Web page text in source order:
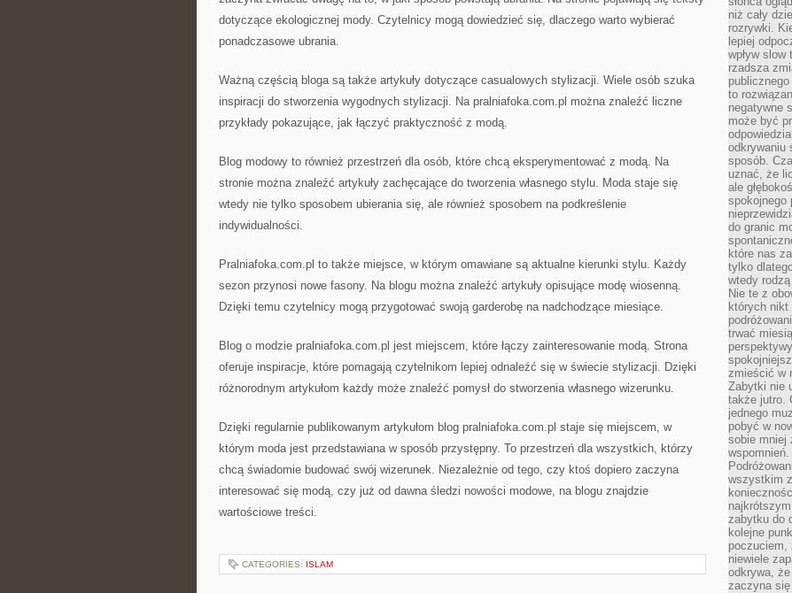
dotyczące ekologicznej mody. Czytelnicy mogą dowiedzieć się, dlaczego warto wybierać
ponadczasowe ubrania.
Ważną częścią bloga są także artykuły dotyczące casualowych stylizacji. Wiele osób szuka
inspiracji do stworzenia wygodnych stylizacji. Na pralniafoka.com.pl można znaleźć liczne
przykłady pokazujące, jak łączyć praktyczność z modą.
Blog modowy to również przestrzeń dla osób, które chcą eksperymentować z modą. Na
stronie można znaleźć artykuły zachęcające do tworzenia własnego stylu. Moda staje się
wtedy nie tylko sposobem ubierania się, ale również sposobem na podkreślenie
indywidualności.
Pralniafoka.com.pl to także miejsce, w którym omawiane są aktualne kierunki stylu. Każdy
sezon przynosi nowe fasony. Na blogu można znaleźć artykuły opisujące modę wiosenną.
Dzięki temu czytelnicy mogą przygotować swoją garderobę na nadchodzące miesiące.
Blog o modzie pralniafoka.com.pl jest miejscem, które łączy zainteresowanie modą. Strona
oferuje inspiracje, które pomagają czytelnikom lepiej odnaleźć się w świecie stylizacji. Dzięki
różnorodnym artykułom każdy może znaleźć pomysł do stworzenia własnego wizerunku.
Dzięki regularnie publikowanym artykułom blog pralniafoka.com.pl staje się miejscem, w
którym moda jest przedstawiana w sposób przystępny. To przestrzeń dla wszystkich, którzy
chcą świadomie budować swój wizerunek. Niezależnie od tego, czy ktoś dopiero zaczyna
interesować się modą, czy już od dawna śledzi nowości modowe, na blogu znajdzie
wartościowe treści.
CATEGORIES: ISLAM
niż cały
rozrywki.
lepiej
wpływ slow
rzadsza
to
negatywne
może być
odkrywaniu
sposób.
uznać, że
ale
spokojnego
do granic
które nas
tylko
wtedy
Nie te z
których nikt
trwać
zmieścić w
Zabytki nie
także jutro.
jednego
pobyć w
sobie mniej
wspomnień.
wszystkim
zabytku do
kolejne
poczuciem,
niewiele
odkrywa,
zaczyna